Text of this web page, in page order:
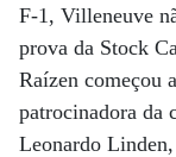
F-1, Villeneuve
prova da Stock
Raízen começou
patrocinadora da
Leonardo